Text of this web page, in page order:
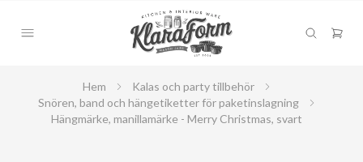
Hem
Kalas och party tillbehör
Snören, band och hängetiketter för paketinslagning
Hängmärke, manillamärke - Merry Christmas, svart